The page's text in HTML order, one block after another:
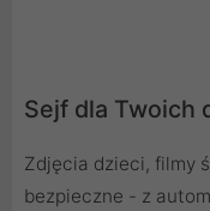
Sejf dla Twoich
Zdjęcia dzieci, filmy
bezpieczne - z